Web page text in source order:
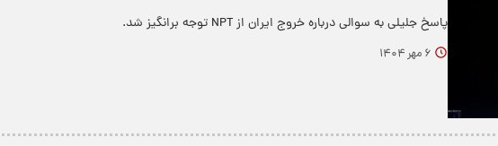
پاسخ جلیلی به سوالی درباره خروج ایران از NPT توجه برانگیز شد.
۶ مهر ۱۴۰۴